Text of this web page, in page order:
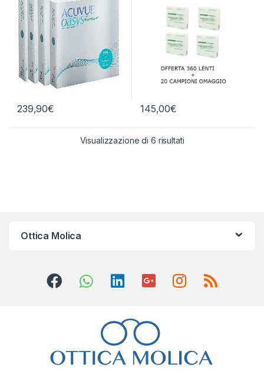
239,90€ 145,00€
Visualizzazione di 6 risultati
Ottica Molica